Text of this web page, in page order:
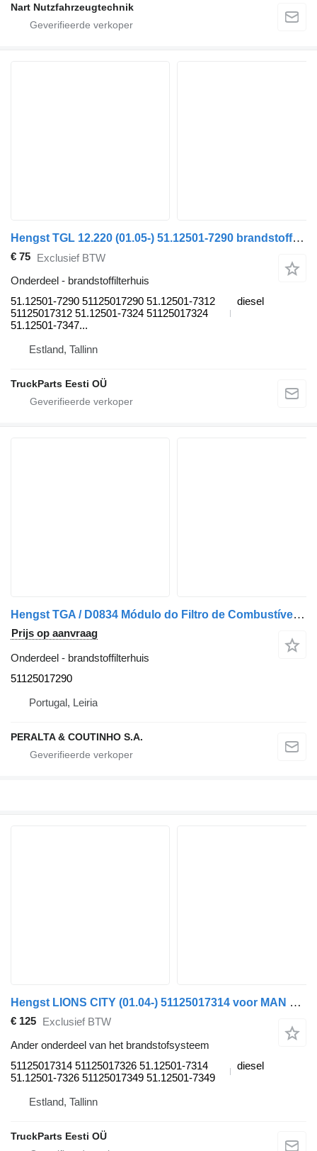
Nart Nutzfahrzeugtechnik
Hengst TGL 12.220 (01.05-) 51.12501-7290 brandstoffilterhuis voor MAN TGL, TGM, TGS, TGX (2005-2021) trekker
€ 75 Exclusief BTW
Onderdeel - brandstoffilterhuis
51.12501-7290 51125017290 51.12501-7312
51125017312 51.12501-7324 51125017324
51.12501-7347...
diesel
Estland, Tallinn
TruckParts Eesti OÜ
Hengst TGA / D0834 Módulo do Filtro de Combustível D0836 51125017290 brandstoffilterhuis voor MAN vrachtwagen
Prijs op aanvraag
Onderdeel - brandstoffilterhuis
51125017290
Portugal, Leiria
PERALTA & COUTINHO S.A.
Hengst LIONS CITY (01.04-) 51125017314 voor MAN bus
€ 125 Exclusief BTW
Ander onderdeel van het brandstofsysteem
51125017314 51125017326 51.12501-7314
51.12501-7326 51125017349 51.12501-7349
diesel
Estland, Tallinn
TruckParts Eesti OÜ